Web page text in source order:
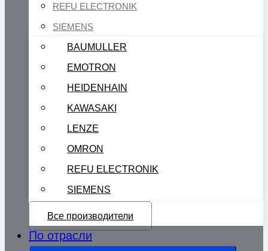
REFU ELECTRONIK
SIEMENS
BAUMULLER
EMOTRON
HEIDENHAIN
KAWASAKI
LENZE
OMRON
REFU ELECTRONIK
SIEMENS
Все производители
По отрасли